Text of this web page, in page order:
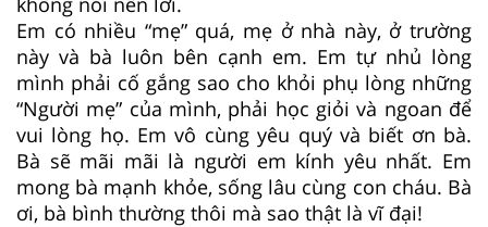
Em có nhiều “mẹ” quá, mẹ ở nhà này, ở trường
này và bà luôn bên cạnh em. Em tự nhủ lòng
mình phải cố gắng sao cho khỏi phụ lòng những
“Người mẹ” của mình, phải học giỏi và ngoan để
vui lòng họ. Em vô cùng yêu quý và biết ơn bà.
Bà sẽ mãi mãi là người em kính yêu nhất. Em
mong bà mạnh khỏe, sống lâu cùng con cháu. Bà
ơi, bà bình thường thôi mà sao thật là vĩ đại!